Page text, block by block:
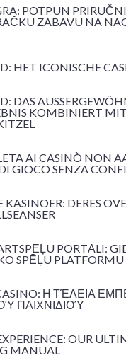
POTPUN
ZABAVU NA
HET ICONISCHE
DAS
KOMBINIERT MIT
AI CASINÒ NON
GIOCO SENZA
KASINOER: DERES
PORTĀLI:
SPĒĻU
Η ΤΈΛΕΙΑ
ΠΑΙΧΝΙΔΙΟΎ
OUR
MANUAL